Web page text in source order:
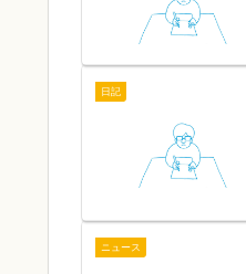
日記
ニュース